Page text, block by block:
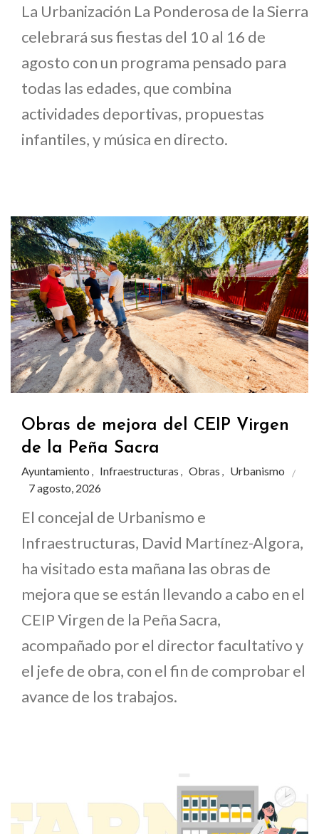
La Urbanización La Ponderosa de la Sierra
celebrará sus fiestas del 10 al 16 de
agosto con un programa pensado para
todas las edades, que combina
actividades deportivas, propuestas
infantiles, y música en directo.
Obras de mejora del CEIP Virgen
de la Peña Sacra
Ayuntamiento , Infraestructuras , Obras , Urbanismo
7 agosto, 2026
El concejal de Urbanismo e
Infraestructuras, David Martínez-Algora,
ha visitado esta mañana las obras de
mejora que se están llevando a cabo en el
CEIP Virgen de la Peña Sacra,
acompañado por el director facultativo y
el jefe de obra, con el fin de comprobar el
avance de los trabajos.